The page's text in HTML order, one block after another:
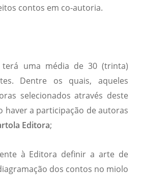
contos em co-autoria.
uma média de 30 (trinta)
Dentre os quais, aqueles
selecionados através deste
haver a participação de autoras
Editora;
à Editora definir a arte de
dos contos no miolo